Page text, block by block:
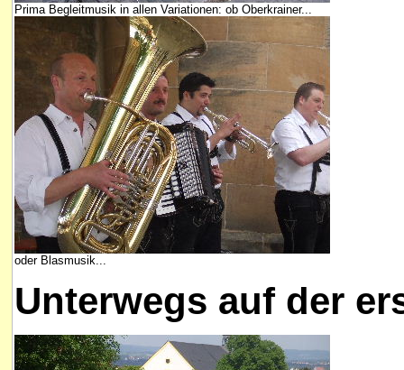
Prima Begleitmusik in allen Variationen: ob Oberkrainer...
oder Blasmusik...
Unterwegs auf der